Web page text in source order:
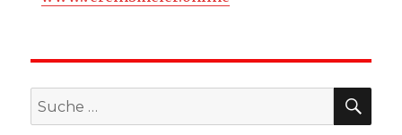
Suche
nach: